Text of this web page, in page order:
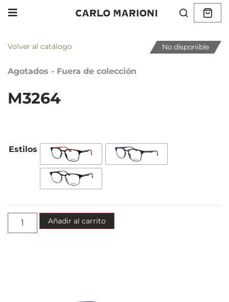
Volver al catálogo
Agotados - Fuera de colección
M3264
No disponible
Añadir al carrito